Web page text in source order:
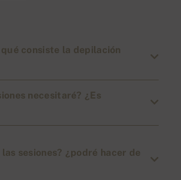
qué consiste la depilación
necesitaré? ¿Es
sesiones? ¿podré hacer de